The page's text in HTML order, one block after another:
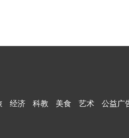
经济 科教 美食 艺术 公益广